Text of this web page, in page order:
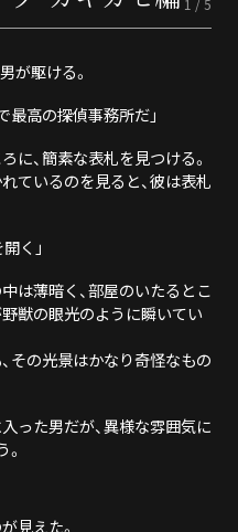
1 / 5
が駆ける。
高の探偵事務所だ」
、簡素な表札を見つける。
ているのを見ると、彼は表札
く」
は薄暗く、部屋のいたるとこ
獣の眼光のように瞬いてい
その光景はかなり奇怪なもの
った男だが、異様な雰囲気に
見えた。